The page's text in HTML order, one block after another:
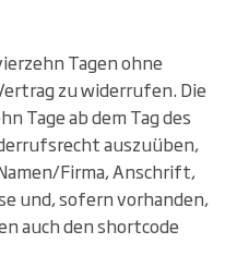
Tagen ohne
zu widerrufen. Die
Tage ab dem Tag des
auszuüben,
Firma, Anschrift,
und, sofern vorhanden,
auch den shortcode